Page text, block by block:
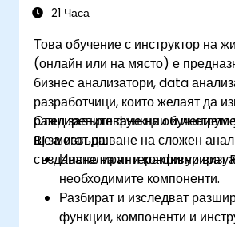
21 Часа
Това обучение с инструктор на
(онлайн или на място) е
бизнес анализатори, data
разработчици, които желаят да
разширените функции и
BI за извършване на сложен
създаване на интерактивни
След завършване на обучението
ще могат да:
Инсталират и конфигурират
необходимите компоненти.
Разбират и изследват
функции, компоненти и